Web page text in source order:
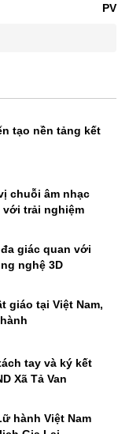
PV
tạo nền tảng kết
chuỗi âm nhạc
với trải nghiệm
giác quan với
nghệ 3D
giáo tại Việt Nam,
tay và ký kết
Xã Tả Van
hành Việt Nam